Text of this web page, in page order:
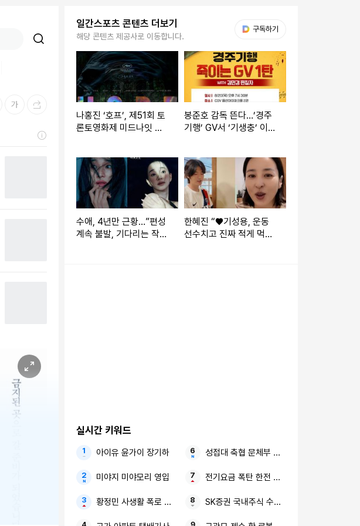
일간스포츠 콘텐츠 더보기
해당 콘텐츠 제공사로 이동합니다.
구독하기
나홍진 ‘호프’, 제51회 토
론토영화제 미드나잇 매
봉준호 감독 뜬다…’경주
기행’ GV서 ‘기생충’ 이정
수애, 4년만 근황…”편성
계속 불발, 기다리는 작품
한혜진 “♥기성용, 운동
선수치고 진짜 적게 먹
실시간 키워드
아이유 윤가이 장기하
미야지 미야모리 영입
황정민 사생활 폭로 임신 축하 전화
성접대 축협 문체부 보고서
전기요금 폭탄 한전 에어컨 절전법
SK증권 국내주식 수수료 평생 우대